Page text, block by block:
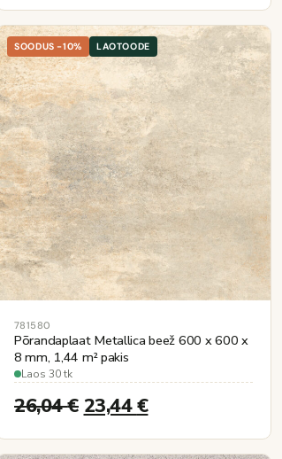
SOODUS -10% LAOTOODE
781580
Põrandaplaat Metallica beež 600 x 600 x
8 mm, 1,44 m² pakis
Laos 30 tk
26,04€ 23,44€